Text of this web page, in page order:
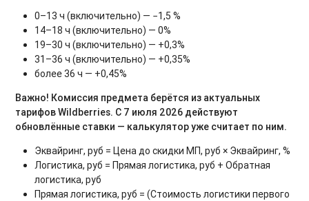
0–13 ч (включительно) — −1,5 %
14–18 ч (включительно) — 0%
19–30 ч (включительно) — +0,3%
31–36 ч (включительно) — +0,35%
более 36 ч — +0,45%
Важно! Комиссия предмета берётся из актуальных
тарифов Wildberries. С 7 июля 2026 действуют
обновлённые ставки — калькулятор уже считает по ним.
Эквайринг, руб = Цена до скидки МП, руб × Эквайринг, %
Логистика, руб = Прямая логистика, руб + Обратная
логистика, руб
Прямая логистика, руб = (Стоимость логистики первого